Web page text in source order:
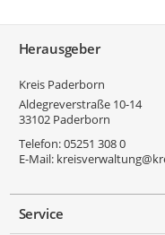
Herausgeber
Kreis Paderborn
Aldegreverstraße 10-14
33102 Paderborn
Telefon:05251 308 0
E-Mail:
Service